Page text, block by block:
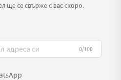
ще се свърже с вас скоро.
0/100